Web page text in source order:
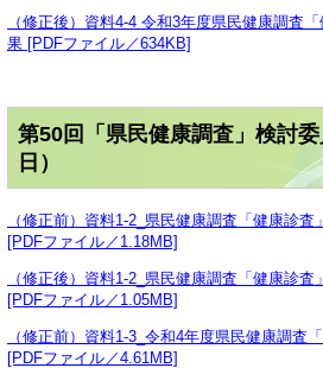
（修正後）資料4-4 令和3年度県民健康調査
果 [PDFファイル／634KB]
第50回「県民健康調査」検討
日）
（修正前）資料1-2_県民健康調査「健康診
[PDFファイル／1.18MB]
（修正後）資料1-2_県民健康調査「健康診
[PDFファイル／1.05MB]
（修正前）資料1-3_令和4年度県民健康調査
[PDFファイル／4.61MB]